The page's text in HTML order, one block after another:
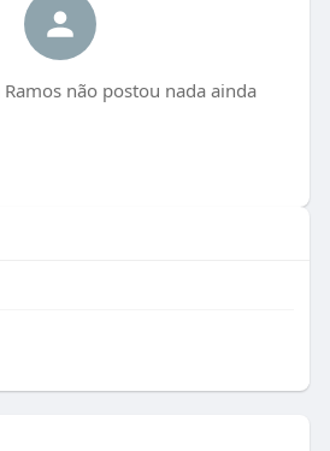
Ramos não postou nada ainda